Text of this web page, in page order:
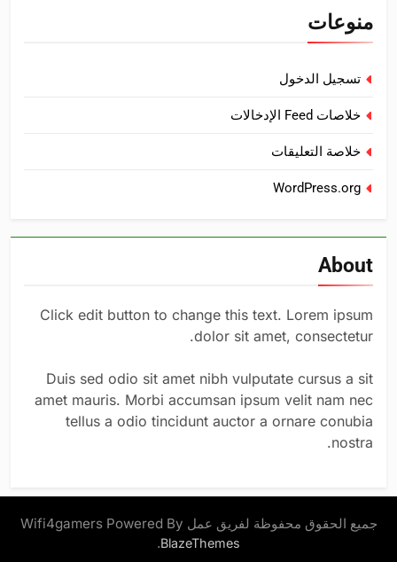
منوعات
تسجيل الدخول
خلاصات Feed الإدخالات
خلاصة التعليقات
WordPress.org
About
Click edit button to change this text. Lorem ipsum
dolor sit amet, consectetur.
Duis sed odio sit amet nibh vulputate cursus a sit
amet mauris. Morbi accumsan ipsum velit nam nec
tellus a odio tincidunt auctor a ornare conubia
nostra.
جميع الحقوق محفوظة لفريق عمل Wifi4gamers Powered By
BlazeThemes
.